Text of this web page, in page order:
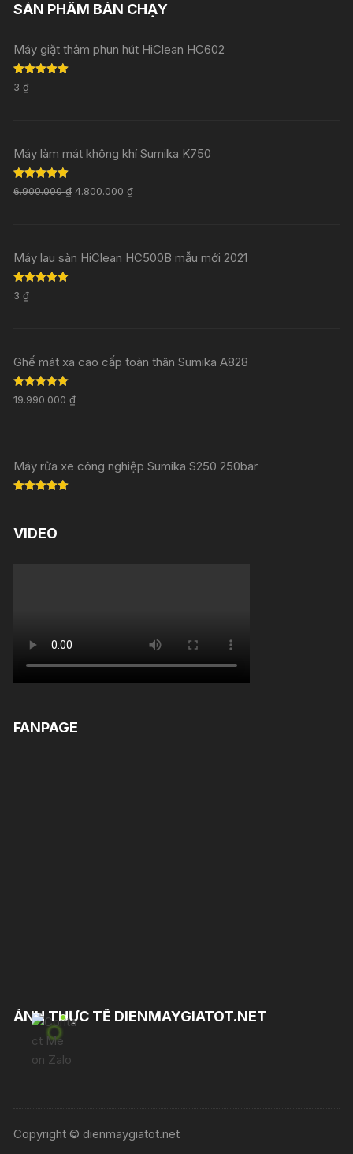
SẢN PHẨM BÁN CHẠY
Máy giặt thảm phun hút HiClean HC602
Rated
out of 5
3₫
Máy làm mát không khí Sumika K750
Rated 5.00
out of 5
6.900.000₫ 4.800.000₫
Máy lau sàn HiClean HC500B mẫu mới 2021
Rated
out of 5
3₫
Ghế mát xa cao cấp toàn thân Sumika A828
Rated5.00
out of 5
19.990.000₫
Máy rửa xe công nghiệp Sumika S250 250bar
VIDEO
FANPAGE
ẢNH THỰC TẾ DIENMAYGIATOT.NET
Copyright © dienmaygiatot.net